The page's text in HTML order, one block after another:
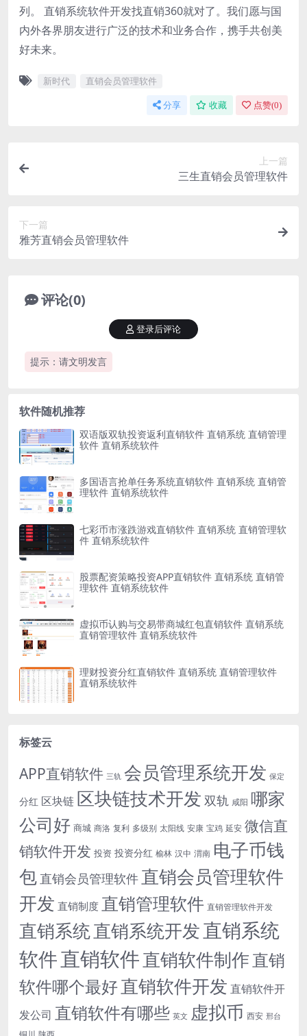
列。 直销系统软件开发找直销360就对了。我们愿与国
内外各界朋友进行广泛的技术和业务合作，携手共创美
好未来。
新时代 直销会员管理软件
分享 收藏 点赞(0)
上一篇
三生直销会员管理软件
下一篇
雅芳直销会员管理软件
评论(0)
提示：请文明发言
登录后评论
软件随机推荐
双语版双轨投资返利直销软件 直销系统 直销管理
软件 直销系统软件
多国语言抢单任务系统直销软件 直销系统 直销管
理软件 直销系统软件
七彩币市涨跌游戏直销软件 直销系统 直销管理软
件 直销系统软件
股票配资策略投资APP直销软件 直销系统 直销管
理软件 直销系统软件
虚拟币认购与交易带商城红包直销软件 直销系统
直销管理软件 直销系统软件
理财投资分红直销软件 直销系统 直销管理软件
直销系统软件
标签云
APP直销软件 三轨 会员管理系统开发 保定
分红 区块链 区块链技术开发 双轨 咸阳 哪家
公司好 商城 商洛 复利 多级别 太阳线 安康 宝鸡 延安 微信直
销软件开发 投资 投资分红 榆林 汉中 渭南 电子币钱
包 直销会员管理软件 直销会员管理软件
开发 直销制度 直销管理软件 直销管理软件开发
直销系统直销系统开发直销系统
软件直销软件直销软件制作直销
软件哪个最好直销软件开发 直销软件开
发公司 直销软件有哪些 英文 虚拟币 西安 邢台